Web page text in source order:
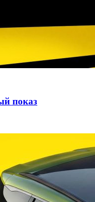
показ